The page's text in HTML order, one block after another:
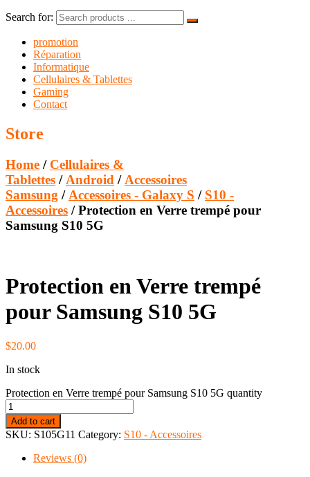
Search for:
promotion
Réparation
Informatique
Cellulaires & Tablettes
Gaming
Contact
Store
Home / Cellulaires &
Tablettes / Android / Accessoires
Samsung / Accessoires - Galaxy S / S10 -
Accessoires / Protection en Verre trempé pour
Samsung S10 5G
Protection en Verre trempé
pour Samsung S10 5G
$20.00
In stock
Protection en Verre trempé pour Samsung S10 5G quantity
Add to cart
SKU: S105G11 Category: S10 - Accessoires
Reviews (0)